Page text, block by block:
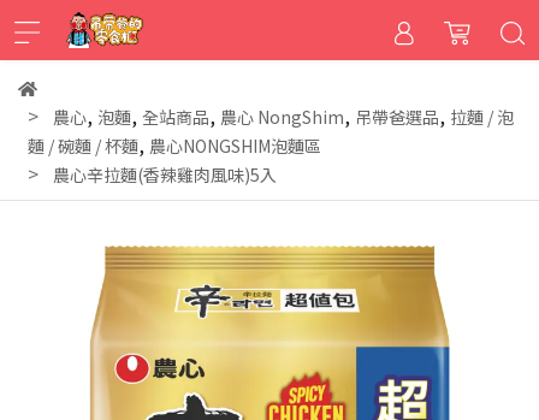
農心, 泡麵, 全站商品, 農心 NongShim, 吊帶爸選品, 拉麵 / 泡
麵 / 碗麵 / 杯麵, 農心NONGSHIM泡麵區
農心辛拉麵(香辣雞肉風味)5入